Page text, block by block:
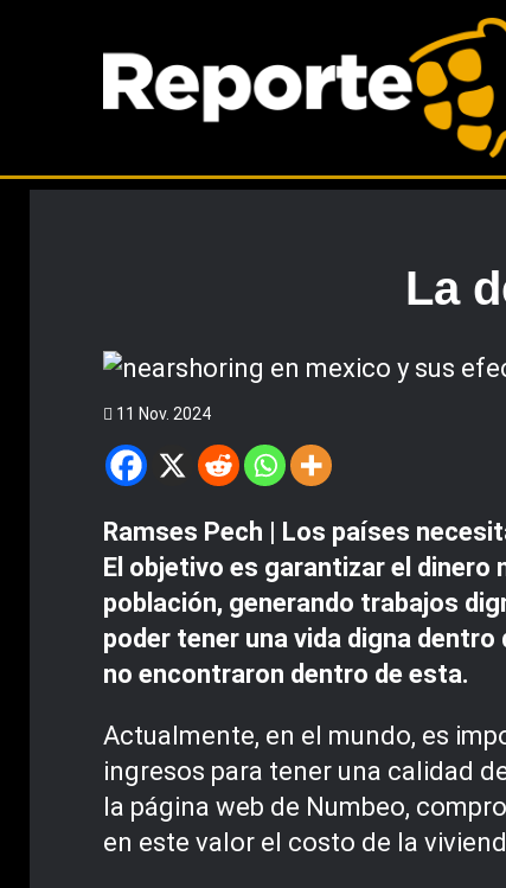
La
11 Nov. 2024
Ramses Pech | Los países
El objetivo es garantizar el dinero
población, generando trabajos
poder tener una vida digna
no encontraron dentro de esta.
Actualmente, en el mundo, es
ingresos para tener una calidad
la página web de Numbeo,
en este valor el costo de la